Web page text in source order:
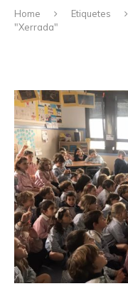
Home Etiquetes
"Xerrada"